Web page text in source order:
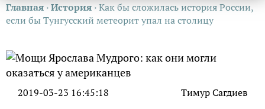
Главная ›История ›Как бы сложилась история России,
если бы Тунгусский метеорит упал на столицу
2019-03-23 16:45:18 Тимур Сагдиев